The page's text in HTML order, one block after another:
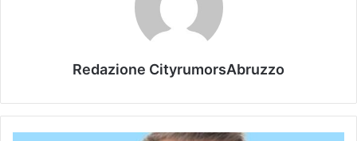
Redazione CityrumorsAbruzzo